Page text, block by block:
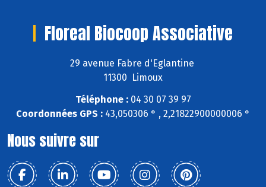
Floreal Biocoop Associative
29 avenue Fabre d'Eglantine
11300 Limoux
Téléphone :04 30 07 39 97
Coordonnées GPS : 43,050306 ° , 2,21822900000006 °
Nous suivre sur